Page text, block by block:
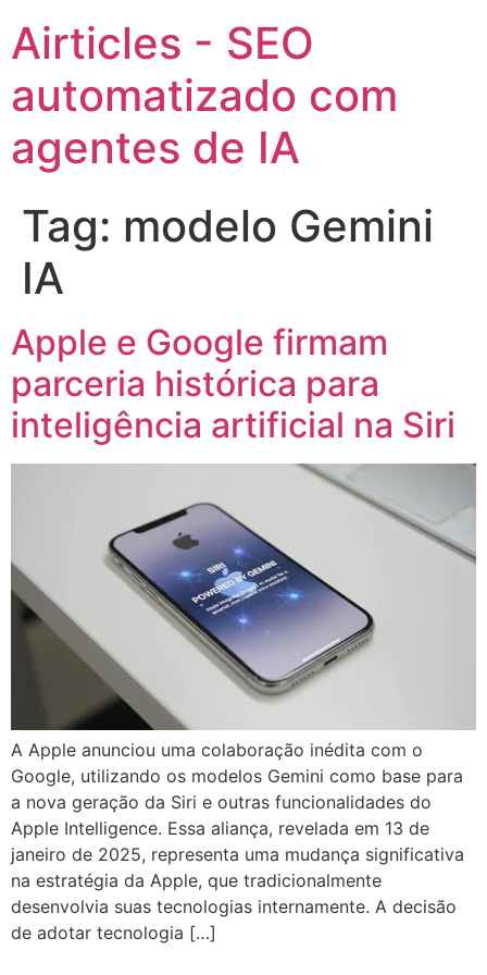
Airticles - SEO
automatizado com
agentes de IA
Tag: modelo Gemini
IA
Apple e Google firmam
parceria histórica para
inteligência artificial na Siri
A Apple anunciou uma colaboração inédita com o
Google, utilizando os modelos Gemini como base para
a nova geração da Siri e outras funcionalidades do
Apple Intelligence. Essa aliança, revelada em 13 de
janeiro de 2025, representa uma mudança significativa
na estratégia da Apple, que tradicionalmente
desenvolvia suas tecnologias internamente. A decisão
de adotar tecnologia […]